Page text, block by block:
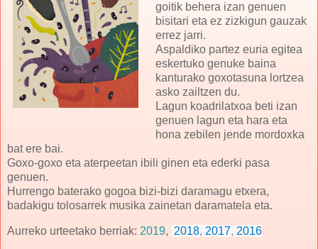
goitik behera izan genuen
bisitari eta ez zizkigun gauzak
errez jarri.
Aspaldiko partez euria egitea
eskertuko genuke baina
kanturako goxotasuna lortzea
asko zailtzen du.
Lagun koadrilatxoa beti izan
genuen lagun eta hara eta
hona zebilen jende mordoxka
bat ere bai.
Goxo-goxo eta aterpeetan ibili ginen eta ederki pasa
genuen.
Hurrengo baterako gogoa bizi-bizi daramagu etxera,
badakigu tolosarrek musika zainetan daramatela eta.
Aurreko urteetako berriak: 2019, 2018, 2017, 2016